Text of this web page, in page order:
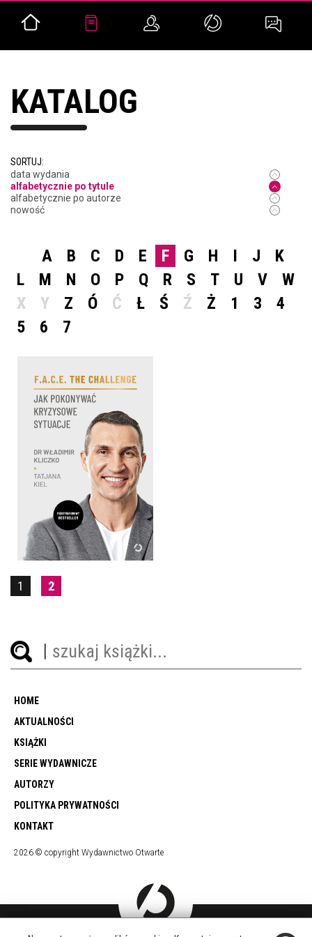
KATALOG
SORTUJ:
data wydania
alfabetycznie po tytule
alfabetycznie po autorze
nowość
A B C D E F G H I J
K
L
M N O P Q R S T U V
W
X
Y Z Ó Ć Ł Ś Ź Ż 1 3
4
5
6 7
F.A.C.E. THE CHALLENGE.
WŁADIMIR KLICZKO,
TATJANA KIEL
OPRAWA MIĘKKA
49,99 ZŁ
1 2
HOME
AKTUALNOŚCI
KSIĄŻKI
SERIE WYDAWNICZE
AUTORZY
POLITYKA PRYWATNOŚCI
KONTAKT
2026 © copyright Wydawnictwo Otwarte